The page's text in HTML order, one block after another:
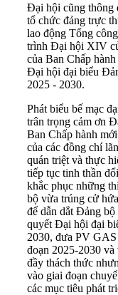
Đại hội cũng thông
tổ chức đảng trực
lao động Tổng
trình Đại hội XIV
của Ban Chấp
Đại hội đại biểu
2025 - 2030.
Phát biểu bế mạc
trân trọng cảm ơn
Ban Chấp hành
của các đồng chí
quán triệt và thực
tiếp tục tinh thần
khắc phục những
bộ vừa trúng cử
để dẫn dắt Đảng
quyết Đại hội đại
2030, đưa PV
đoạn 2025-2030
đầy thách thức
vào giai đoạn
các mục tiêu phát